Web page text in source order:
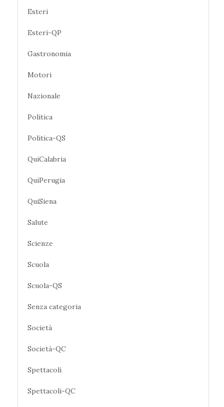
Esteri
Esteri-QP
Gastronomia
Motori
Nazionale
Politica
Politica-QS
QuiCalabria
QuiPerugia
QuiSiena
Salute
Scienze
Scuola
Scuola-QS
Senza categoria
Società
Società-QC
Spettacoli
Spettacoli-QC